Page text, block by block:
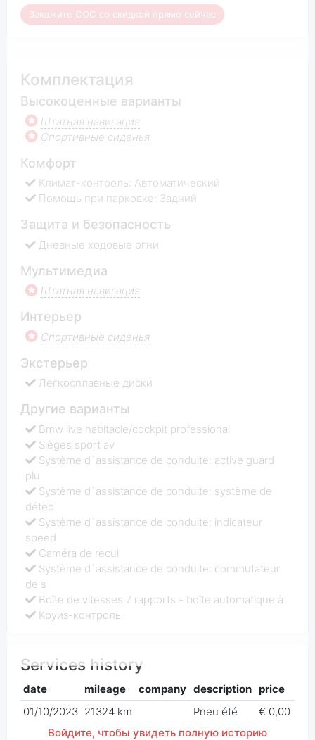
Закажите COC со скидкой прямо сейчас
Комплектация
Высокоценные варианты
Штатная навигация
Спортивные сиденья
Комфорт
Климат-контроль: Автоматический
Помощь при парковке: Задний
Защита и безопасность
Дневные ходовые огни
Мультимедиа
Штатная навигация
Интерьер
Спортивные сиденья
Экстерьер
Легкосплавные диски
Другие варианты
Bmw live habitacle/cockpit professional
Sièges sport av
Système d`assistance de conduite: active guard
plu
Système d`assistance de conduite: système de
détec
Système d`assistance de conduite: indicateur
speed
Caméra de recul
Système d`assistance de conduite: commutateur
de s
Boîte de vitesses 7 rapports - boîte automatique à
Круиз-контроль
Services history
date mileage company description price
01/10/2023 21324 km Pneu été
€ 0,00
Войдите, чтобы увидеть полную историю